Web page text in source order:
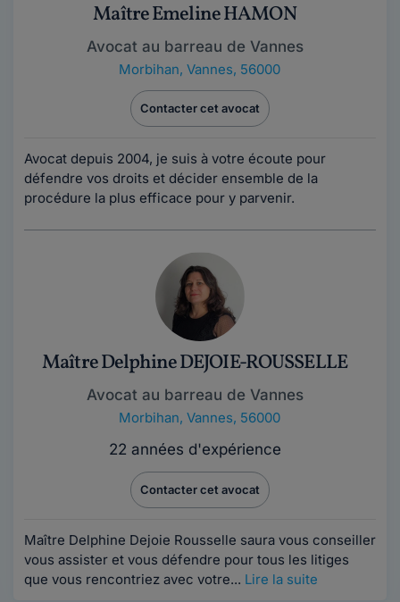
Maître Emeline HAMON
Avocat au barreau de Vannes
Morbihan, Vannes, 56000
Contacter cet avocat
Avocat depuis 2004, je suis à votre écoute pour
défendre vos droits et décider ensemble de la
procédure la plus efficace pour y parvenir.
Maître Delphine DEJOIE-ROUSSELLE
Avocat au barreau de Vannes
Morbihan, Vannes, 56000
22 années d'expérience
Contacter cet avocat
Maître Delphine Dejoie Rousselle saura vous conseiller
vous assister et vous défendre pour tous les litiges
que vous rencontriez avec votre... Lire la suite